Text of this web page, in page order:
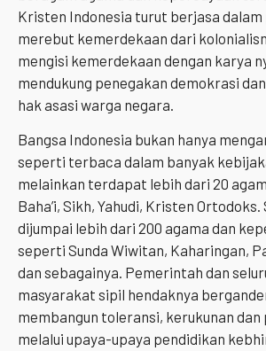
Kristen Indonesia turut berjasa dalam
merebut kemerdekaan dari
mengisi kemerdekaan dengan karya
mendukung penegakan demokrasi
hak asasi warga negara.
Bangsa Indonesia bukan hanya
seperti terbaca dalam banyak
melainkan terdapat lebih dari 20
Baha’i, Sikh, Yahudi, Kristen Ortodoks.
dijumpai lebih dari 200 agama dan
seperti Sunda Wiwitan, Kaharingan,
dan sebagainya. Pemerintah dan
masyarakat sipil hendaknya
membangun toleransi, kerukunan dan
melalui upaya-upaya pendidikan